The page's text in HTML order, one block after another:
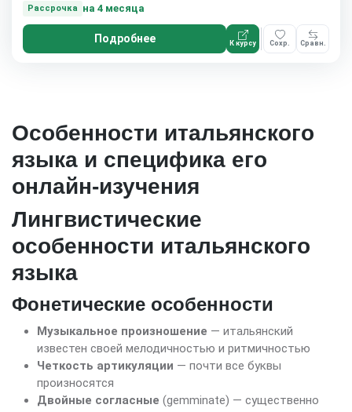
Рассрочка на 4 месяца
Подробнее К курсу Сохр. Сравн.
Особенности итальянского
языка и специфика его
онлайн-изучения
Лингвистические
особенности итальянского
языка
Фонетические особенности
Музыкальное произношение — итальянский
известен своей мелодичностью и ритмичностью
Четкость артикуляции — почти все буквы
произносятся
Двойные согласные (gemminate) — существенно